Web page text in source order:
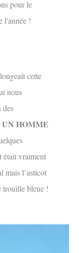
pour le
l'année !
cette
nous
des
UN HOMME
vraiment
mais l’asticot
trouille bleue !